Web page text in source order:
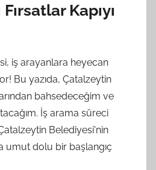
Kapıyı
iş arayanlara heyecan
Bu yazıda, Çatalzeytin
bahsedeceğim ve
İş arama süreci
Belediyesi'nin
umut dolu bir başlangıç